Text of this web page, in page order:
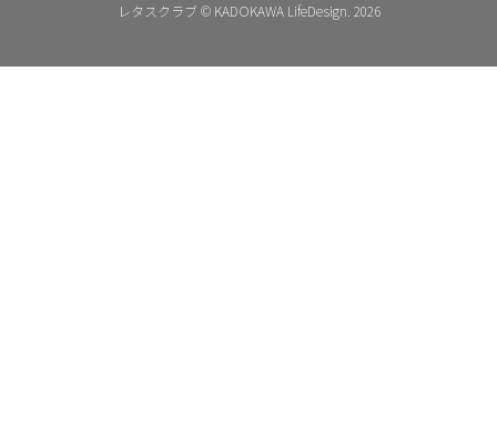
レタスクラブ © KADOKAWA LifeDesign. 2026